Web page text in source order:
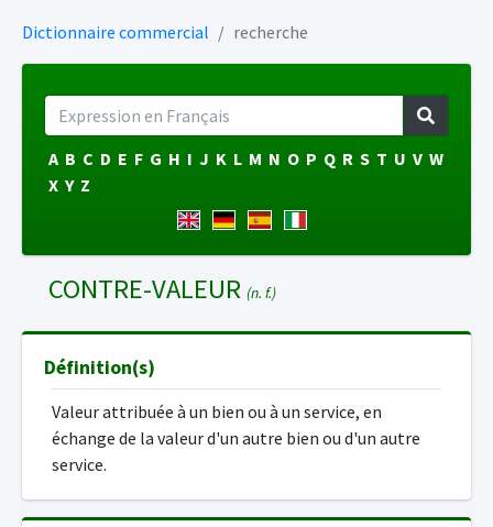
Dictionnaire commercial recherche
A B C D E F G H I J K L M N O P Q R S T U V W
X Y Z
CONTRE-VALEUR (n. f.)
Définition(s)
Valeur attribuée à un bien ou à un service, en
échange de la valeur d'un autre bien ou d'un autre
service.